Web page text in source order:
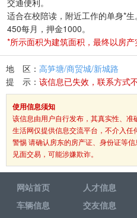
交通便利。
适合在校陪读，附近工作的单身*生。
450每月，押金1000。
*所示面积为建筑面积，最终以房
地 区： 高笋塘/商贸城/新城路
提 示： 该信息已失效，联系方式
使用信息须知
该信息由用户自行发布，其真实性、
生活网仅提供信息交流平台，不介入
警惕 请确认房东的房产证、身份证等
见面交易，可能涉嫌欺诈。
网站首页 人才信息
车辆信息
交友信息